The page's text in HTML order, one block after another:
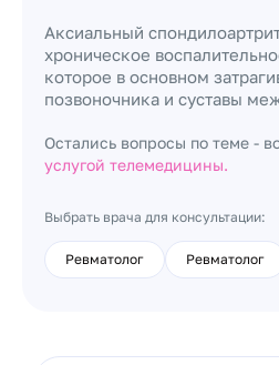
Аксиальный
хроническое
которое в основном
позвоночника и суставы
Остались вопросы по теме -
услугой телемедицины.
Выбрать врача для консультации:
Ревматолог Ревматолог